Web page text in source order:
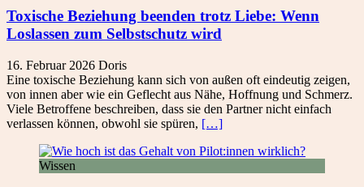
Toxische Beziehung beenden trotz Liebe: Wenn
Loslassen zum Selbstschutz wird
16. Februar 2026 Doris
Eine toxische Beziehung kann sich von außen oft eindeutig zeigen,
von innen aber wie ein Geflecht aus Nähe, Hoffnung und Schmerz.
Viele Betroffene beschreiben, dass sie den Partner nicht einfach
verlassen können, obwohl sie spüren, […]
Wissen